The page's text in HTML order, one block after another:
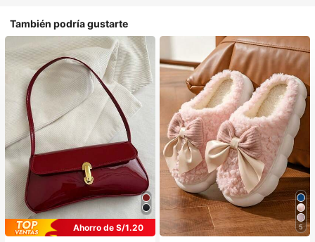
También podría gustarte
Ahorro de S/1.20
5